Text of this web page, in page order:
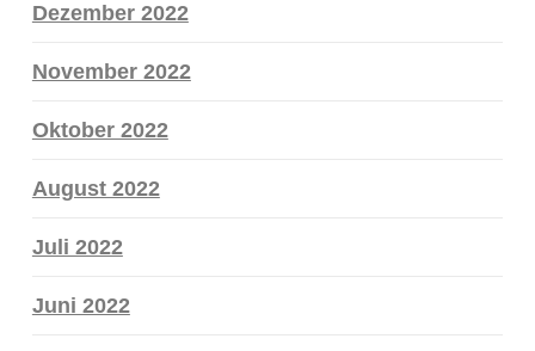
Dezember 2022
November 2022
Oktober 2022
August 2022
Juli 2022
Juni 2022